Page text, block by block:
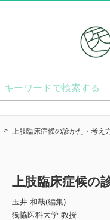
上肢臨床症候の診かた・考え
上肢臨床症候の
玉井 和哉(編集)
獨協医科大学 教授